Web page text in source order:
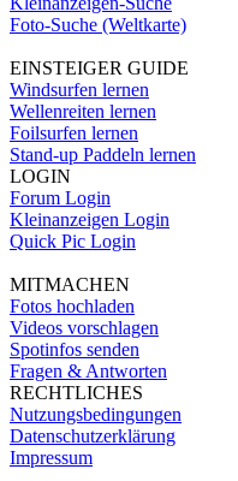
Foto-Suche (Weltkarte)
EINSTEIGER GUIDE
Windsurfen lernen
Wellenreiten lernen
Foilsurfen lernen
Stand-up Paddeln lernen
LOGIN
Forum Login
Kleinanzeigen Login
Quick Pic Login
MITMACHEN
Fotos hochladen
Videos vorschlagen
Spotinfos senden
Fragen & Antworten
RECHTLICHES
Nutzungsbedingungen
Datenschutzerklärung
Impressum